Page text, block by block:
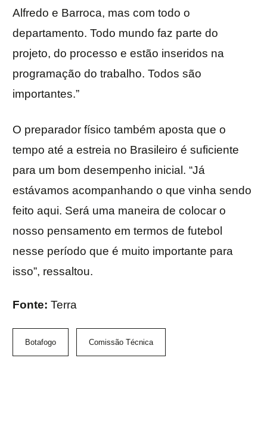
Alfredo e Barroca, mas com todo o
departamento. Todo mundo faz parte do
projeto, do processo e estão inseridos na
programação do trabalho. Todos são
importantes.”
O preparador físico também aposta que o
tempo até a estreia no Brasileiro é suficiente
para um bom desempenho inicial. “Já
estávamos acompanhando o que vinha sendo
feito aqui. Será uma maneira de colocar o
nosso pensamento em termos de futebol
nesse período que é muito importante para
isso”, ressaltou.
Fonte: Terra
Botafogo Comissão Técnica